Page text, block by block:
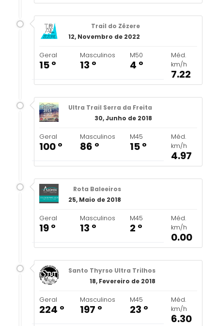
Trail do Zêzere
12, Novembro de 2022
Geral
15 º
Masculinos
13 º
M50
4 º
Méd.
km/h
7.22
Ultra Trail Serra da Freita
30, Junho de 2018
Geral
100 º
Masculinos
86 º
M45
15 º
Méd.
km/h
4.97
Rota Baleeiros
25, Maio de 2018
Geral
19 º
Masculinos
13 º
M45
2 º
Méd.
km/h
0.00
Santo Thyrso Ultra Trilhos
18, Fevereiro de 2018
Geral
224 º
Masculinos
197 º
M45
23 º
Méd.
km/h
6.30